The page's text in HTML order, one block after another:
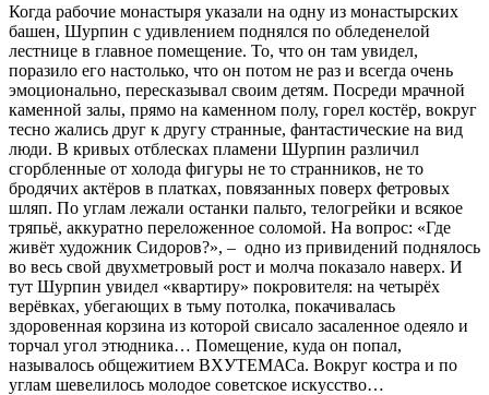
Когда рабочие монастыря указали на одну из монастырских
башен, Шурпин с удивлением поднялся по обледенелой
лестнице в главное помещение. То, что он там увидел,
поразило его настолько, что он потом не раз и всегда очень
эмоционально, пересказывал своим детям. Посреди мрачной
каменной залы, прямо на каменном полу, горел костёр, вокруг
тесно жались друг к другу странные, фантастические на вид
люди. В кривых отблесках пламени Шурпин различил
сгорбленные от холода фигуры не то странников, не то
бродячих актёров в платках, повязанных поверх фетровых
шляп. По углам лежали останки пальто, телогрейки и всякое
тряпьё, аккуратно переложенное соломой. На вопрос: «Где
живёт художник Сидоров?», – одно из привидений поднялось
во весь свой двухметровый рост и молча показало наверх. И
тут Шурпин увидел «квартиру» покровителя: на четырёх
верёвках, убегающих в тьму потолка, покачивалась
здоровенная корзина из которой свисало засаленное одеяло и
торчал угол этюдника… Помещение, куда он попал,
называлось общежитием ВХУТЕМАСа. Вокруг костра и по
углам шевелилось молодое советское искусство…